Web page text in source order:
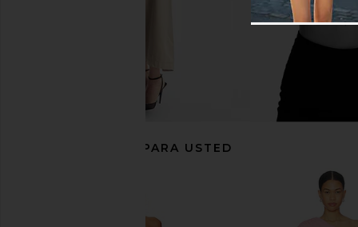
RECOMENDADO PARA USTED